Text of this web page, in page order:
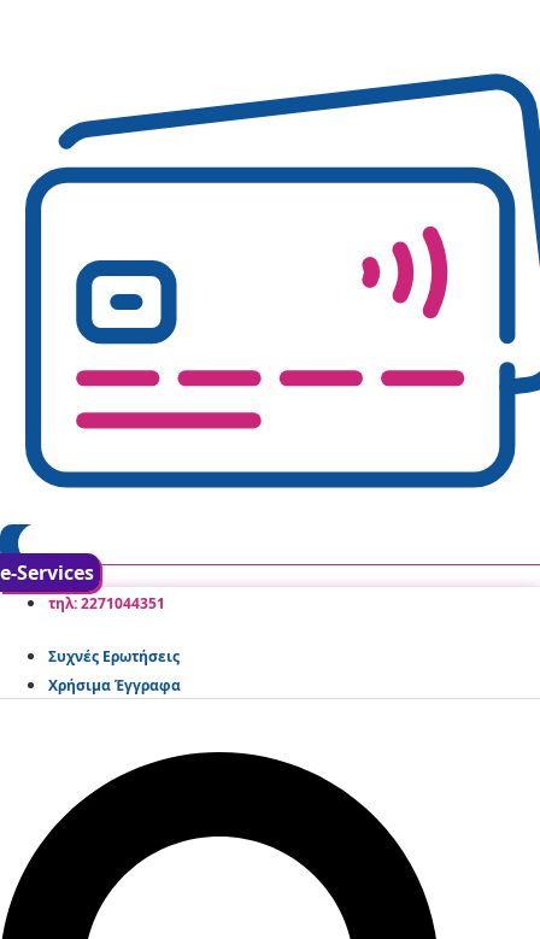
e-Services
τηλ: 2271044351
Συχνές Ερωτήσεις
Χρήσιμα Έγγραφα